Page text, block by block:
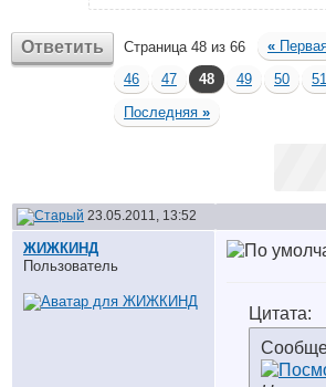
Ответить Страница 48 из 66 «
46
47 48 49 50 51
Последняя »
23.05.2011, 13:52
ЖИЖКИНД
Пользователь
Цитата: